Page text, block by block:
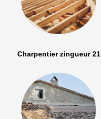
Charpentier zingueur 21